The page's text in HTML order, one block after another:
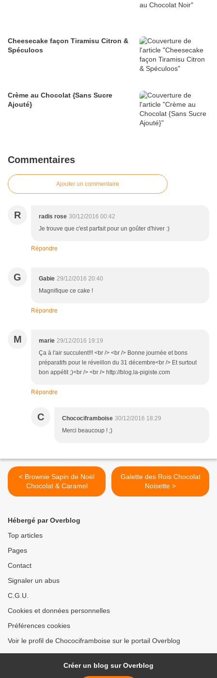
Cheesecake façon Tiramisu Citron &
Spéculoos
Crème au Chocolat {Sans Sucre
Ajouté}
Commentaires
Ajouter un commentaire
R radis rose 30/12/2016 00:42
Je trouve que c'est parfait pour un goûter d'hiver :)
Répondre
G Gabie 29/12/2016 20:40
Magnifique ce cake !
Répondre
M marie 29/12/2016 19:19
Ça à l'air succulent!!! <br /> <br /> Bonne journée et bons
préparatifs pour le réveillon du 31 décembre<br /> Et surtout
bon appétit ;)<br /> <br /> http://blog.la-pigiste.com
Répondre
C Chocociframboise 30/12/2016 18:29
Merci beaucoup ! ;)
< Brownie Sapin de Noël
Chocolat & Caramel
Galette des Rois Chocolat
Noisette >
Hébergé par Overblog
Top articles
Pages
Contact
Signaler un abus
C.G.U.
Cookies et données personnelles
Préférences cookies
Voir le profil de Chocociframboise sur le portail Overblog
Créer un blog sur Overblog